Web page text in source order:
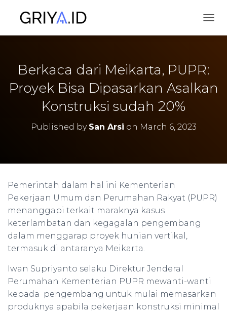
Berkaca dari Meikarta, PUPR:
Proyek Bisa Dipasarkan Asalkan
Konstruksi sudah 20%
Published by San Arsi on March 6, 2023
Pemerintah dalam hal ini Kementerian
Pekerjaan Umum dan Perumahan Rakyat (PUPR)
menanggapi terkait maraknya kasus
keterlambatan dan kegagalan pengembang
dalam menggarap proyek hunian vertikal,
termasuk di antaranya Meikarta.
Iwan Supriyanto selaku Direktur Jenderal
Perumahan Kementerian PUPR mewanti-wanti
kepada pengembang untuk mulai memasarkan
produknya apabila pekerjaan konstruksi minimal